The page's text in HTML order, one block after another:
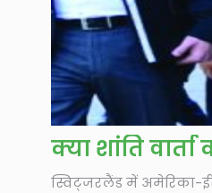
क्या शांति
स्विट्जरलैंड में अमेरिका-